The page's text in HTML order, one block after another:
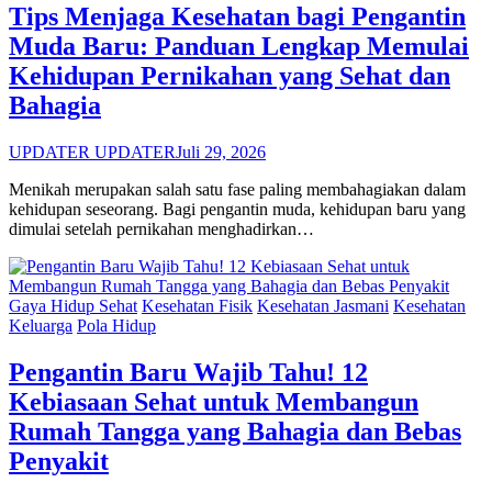
Tips Menjaga Kesehatan bagi Pengantin
Muda Baru: Panduan Lengkap Memulai
Kehidupan Pernikahan yang Sehat dan
Bahagia
UPDATER UPDATERJuli 29, 2026
Menikah merupakan salah satu fase paling membahagiakan dalam
kehidupan seseorang. Bagi pengantin muda, kehidupan baru yang
dimulai setelah pernikahan menghadirkan…
Gaya Hidup Sehat Kesehatan Fisik Kesehatan Jasmani Kesehatan
Keluarga Pola Hidup
Pengantin Baru Wajib Tahu! 12
Kebiasaan Sehat untuk Membangun
Rumah Tangga yang Bahagia dan Bebas
Penyakit